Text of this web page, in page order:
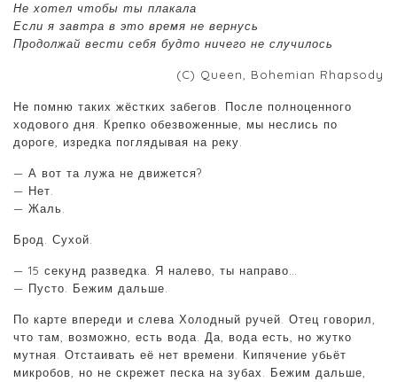
Не хотел чтобы ты плакала
Если я завтра в это время не вернусь
Продолжай вести себя будто ничего не случилось
(C) Queen, Bohemian Rhapsody
Не помню таких жёстких забегов. После полноценного
ходового дня. Крепко обезвоженные, мы неслись по
дороге, изредка поглядывая на реку.
— А вот та лужа не движется?
— Нет.
— Жаль.
Брод. Сухой.
— 15 секунд разведка. Я налево, ты направо…
— Пусто. Бежим дальше.
По карте впереди и слева Холодный ручей. Отец говорил,
что там, возможно, есть вода. Да, вода есть, но жутко
мутная. Отстаивать её нет времени. Кипячение убьёт
микробов, но не скрежет песка на зубах. Бежим дальше,